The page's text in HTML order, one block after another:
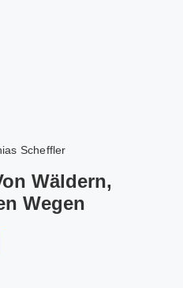
Scheffler
Wäldern,
Wegen